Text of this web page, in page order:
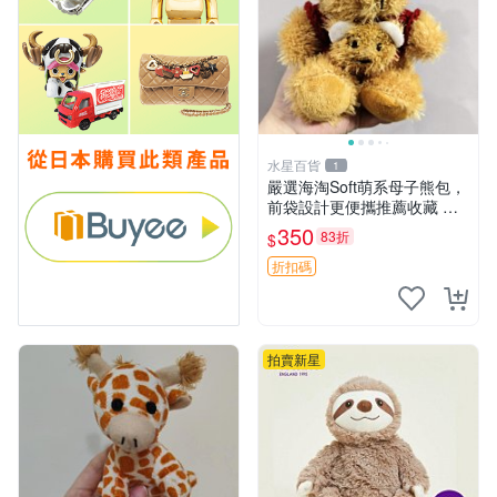
水星百貨 1
嚴選海淘Soft萌系母子熊包，
前袋設計更便攜推薦收藏 母
子熊 軟綿綿 包包
$350 83折
折扣碼
拍賣新星